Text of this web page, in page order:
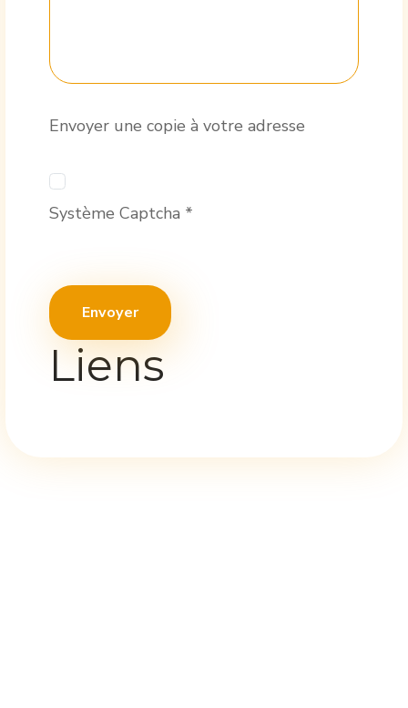
Envoyer une copie à votre adresse
Système Captcha *
Envoyer
Liens